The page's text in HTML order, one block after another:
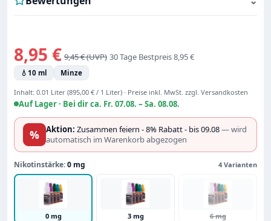
Verkaufspreis:
8,95 € Regulärer Preis:
9,45 € 30 Tage Bestpreis 8,95 €
💧 10 ml Minze
Inhalt: 0.01 Liter (895,00 € / 1 Liter) · Preise inkl. MwSt. zzgl. Versandkosten
Auf Lager · Bei dir ca. Fr. 07.08. – Sa. 08.08.
% Aktion: Zusammen feiern - 8% Rabatt - bis 09.08— wird
automatisch im Warenkorb abgezogen
Nikotinstärke:0 mg 4 Varianten
0 mg 3 mg 6 mg